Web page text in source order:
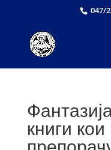
047/
книги кои